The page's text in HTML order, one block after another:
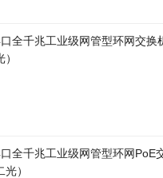
全千兆工业级网管型环网交换
）
全千兆工业级网管型环网PoE
光）